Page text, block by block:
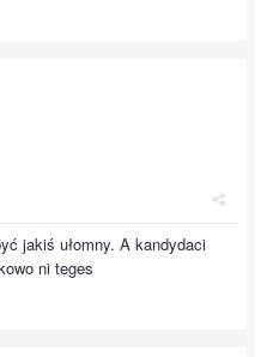
jakiś ułomny. A kandydaci
ni teges